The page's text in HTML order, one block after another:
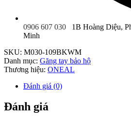
0906 607 030
1B Hoàng Diệu,
Minh
SKU: M030-109BKWM
Danh mục: Găng tay bảo hộ
Thương hiệu: ONEAL
Đánh giá (0)
Đánh giá